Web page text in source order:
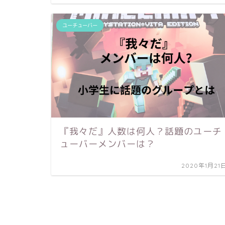
ユーチューバー
『我々だ』人数は何人？話題のユーチ
ューバーメンバーは？
2020年1月21